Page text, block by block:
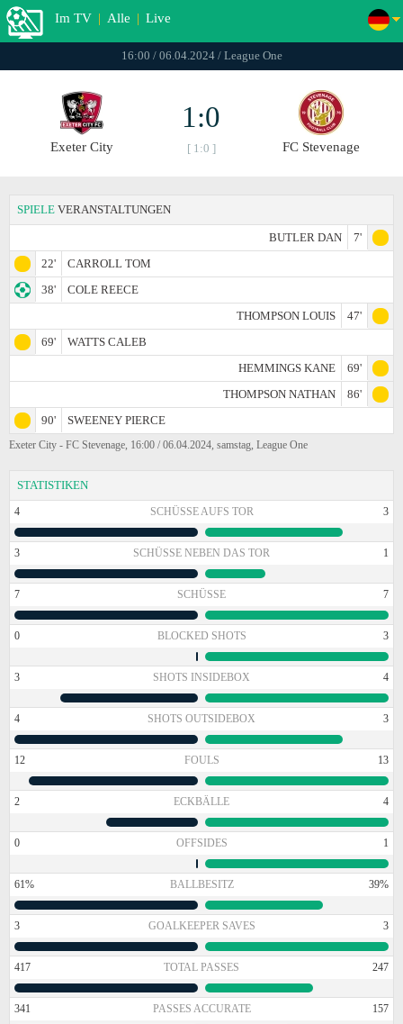
Im TV | Alle | Live
16:00 / 06.04.2024 / League One
Exeter City
1:0
[ 1:0 ] FC Stevenage
SPIELE VERANSTALTUNGEN
BUTLER DAN
7'
22'
CARROLL TOM
38'
COLE REECE
THOMPSON LOUIS
47'
69'
WATTS CALEB
HEMMINGS KANE
69'
THOMPSON NATHAN
86'
90'
SWEENEY PIERCE
Exeter City - FC Stevenage, 16:00 / 06.04.2024, samstag, League One
STATISTIKEN
4 SCHÜSSE AUFS TOR 3
3 SCHÜSSE NEBEN DAS TOR 1
7 SCHÜSSE 7
0 BLOCKED SHOTS 3
3 SHOTS INSIDEBOX 4
4 SHOTS OUTSIDEBOX 3
12 FOULS 13
2 ECKBÄLLE 4
0 OFFSIDES 1
61% BALLBESITZ 39%
3 GOALKEEPER SAVES 3
417 TOTAL PASSES 247
341 PASSES ACCURATE 157